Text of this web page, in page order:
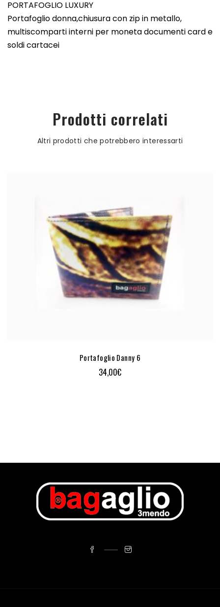
PORTAFOGLIO LUXURY
Portafoglio donna,chiusura con zip in metallo,
multiscomparti interni per moneta documenti card e
soldi cartacei
Prodotti correlati
Altri prodotti che potrebbero interessarti
Portafoglio Danny 6
34,00€